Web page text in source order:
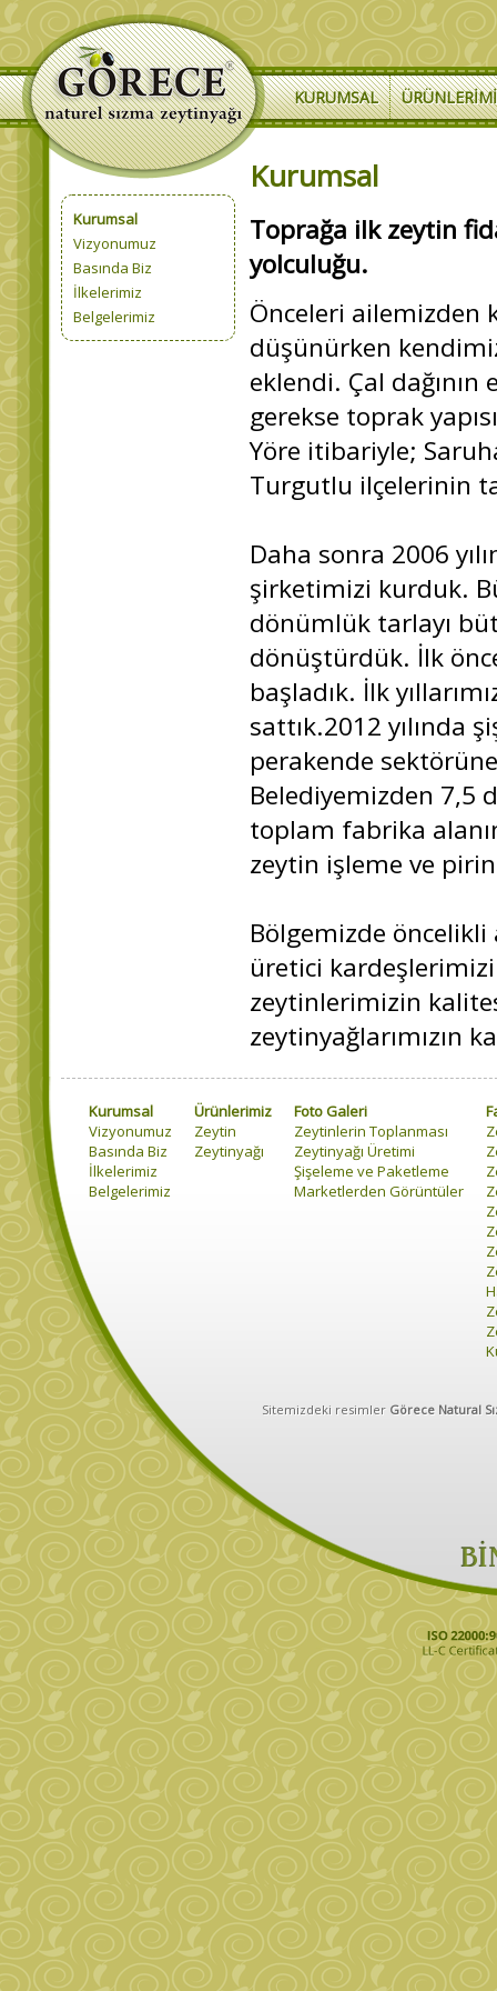
KURUMSAL
Kurumsal
Vizyonumuz
Basında Biz
İlkelerimiz
Belgelerimiz
Kurumsal
Toprağa ilk zeytin
yolculuğu.
Önceleri ailemizden
düşünürken
eklendi. Çal
gerekse toprak
Yöre itibariyle;
Turgutlu ilçelerinin
Daha sonra 2006
şirketimizi kurduk.
dönümlük tarlayı
dönüştürdük. İlk
başladık. İlk
sattık.2012 yılında
perakende
Belediyemizden 7,5
toplam fabrika
zeytin işleme ve
Bölgemizde
üretici
zeytinlerimizin
zeytinyağlarımızın
Kurumsal
Vizyonumuz
Basında Biz
İlkelerimiz
Belgelerimiz
Ürünlerimiz
Zeytin
Zeytinyağı
Foto Galeri
Zeytinlerin Toplanması
Zeytinyağı Üretimi
Şişeleme ve Paketleme
Marketlerden Görüntüler
Sitemizdeki resimler Görece Natural